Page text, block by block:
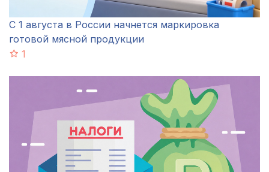
С 1 августа в России начнется маркировка
готовой мясной продукции
1